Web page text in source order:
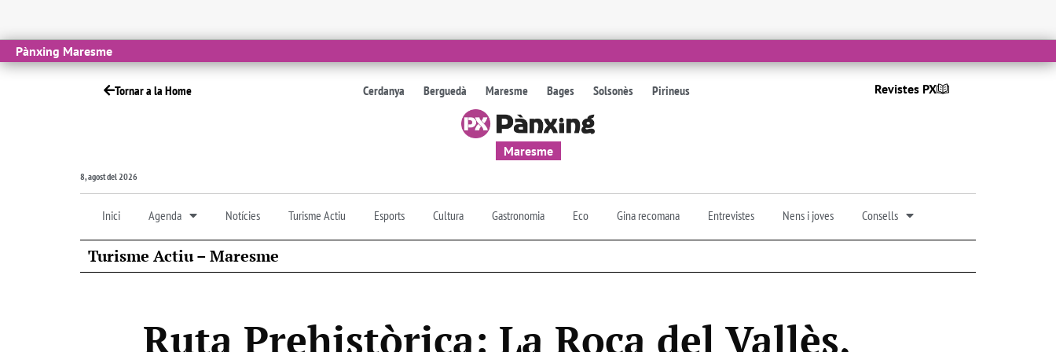
Pànxing Maresme
Tornar a la Home Cerdanya Berguedà Maresme Bages Solsonès Pirineus Revistes PX
Maresme
8, agost del 2026
Inici Agenda Notícies Turisme Actiu Esports Cultura Gastronomia Eco Gina recomana Entrevistes Nens i joves Consells
Turisme Actiu – Maresme
Ruta Prehistòrica: La Roca del Vallès,